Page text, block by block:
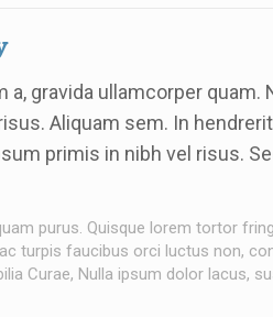
a, gravida ullamcorper
Aliquam sem. In
primis in nibh vel risus.
purus. Quisque lorem tortor
turpis faucibus orci luctus non,
Curae, Nulla ipsum dolor lacus,